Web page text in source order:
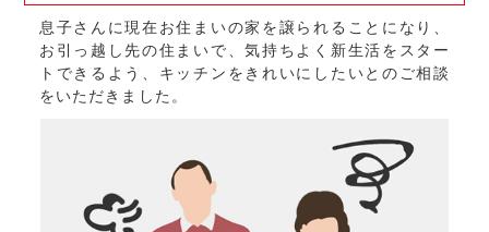
息子さんに現在お住まいの家を譲られることになり、
お引っ越し先の住まいで、気持ちよく新生活をスター
トできるよう、キッチンをきれいにしたいとのご相談
をいただきました。